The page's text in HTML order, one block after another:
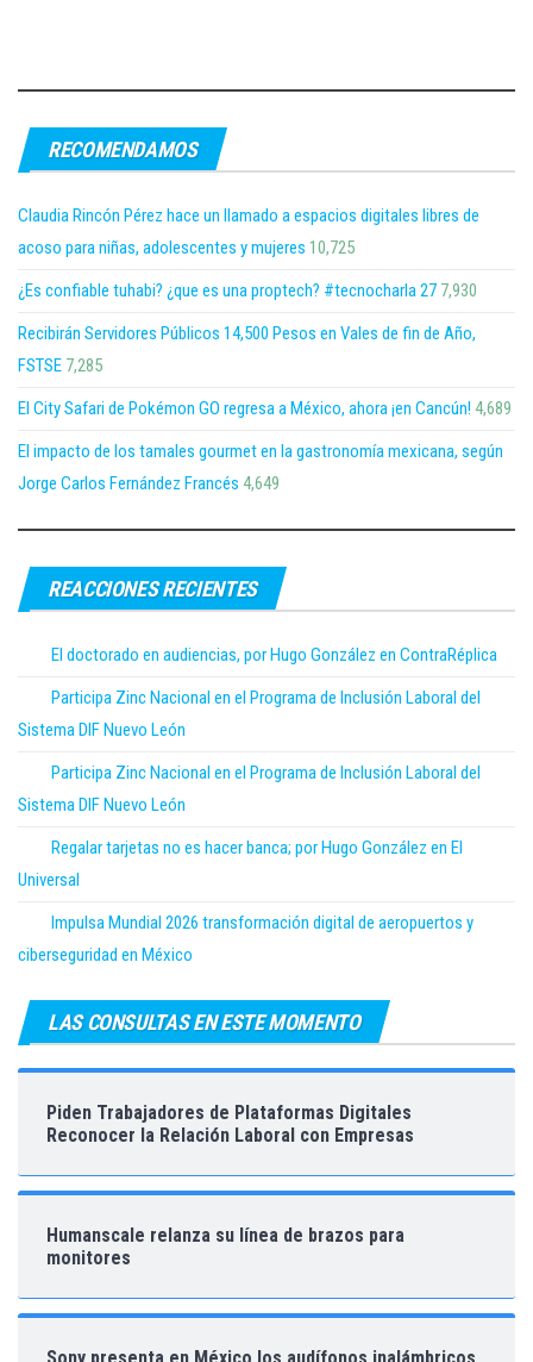
RECOMENDAMOS
Claudia Rincón Pérez hace un llamado a espacios digitales libres de
acoso para niñas, adolescentes y mujeres 10,725
¿Es confiable tuhabi? ¿que es una proptech? #tecnocharla 27 7,930
Recibirán Servidores Públicos 14,500 Pesos en Vales de fin de Año,
FSTSE 7,285
El City Safari de Pokémon GO regresa a México, ahora ¡en Cancún! 4,689
El impacto de los tamales gourmet en la gastronomía mexicana, según
Jorge Carlos Fernández Francés 4,649
REACCIONES RECIENTES
El doctorado en audiencias, por Hugo González en ContraRéplica
Participa Zinc Nacional en el Programa de Inclusión Laboral del
Sistema DIF Nuevo León
Participa Zinc Nacional en el Programa de Inclusión Laboral del
Sistema DIF Nuevo León
Regalar tarjetas no es hacer banca; por Hugo González en El
Universal
Impulsa Mundial 2026 transformación digital de aeropuertos y
ciberseguridad en México
LAS CONSULTAS EN ESTE MOMENTO
Piden Trabajadores de Plataformas Digitales
Reconocer la Relación Laboral con Empresas
Humanscale relanza su línea de brazos para
monitores